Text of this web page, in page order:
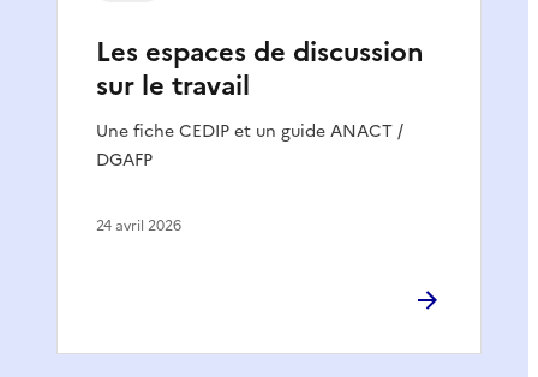
Les espaces de discussion
sur le travail
Une fiche CEDIP et un guide ANACT /
DGAFP
24 avril 2026